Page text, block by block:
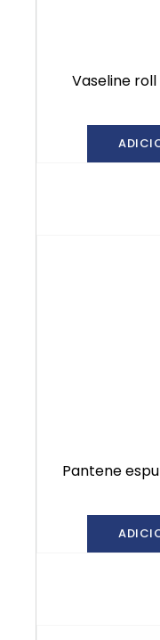
vaseline
pantene